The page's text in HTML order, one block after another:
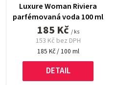
Luxure Woman Riviera
parfémovaná voda 100 ml
185 Kč / ks
153 Kč bez DPH
Měrná
185 Kč / 100 ml
DETAIL